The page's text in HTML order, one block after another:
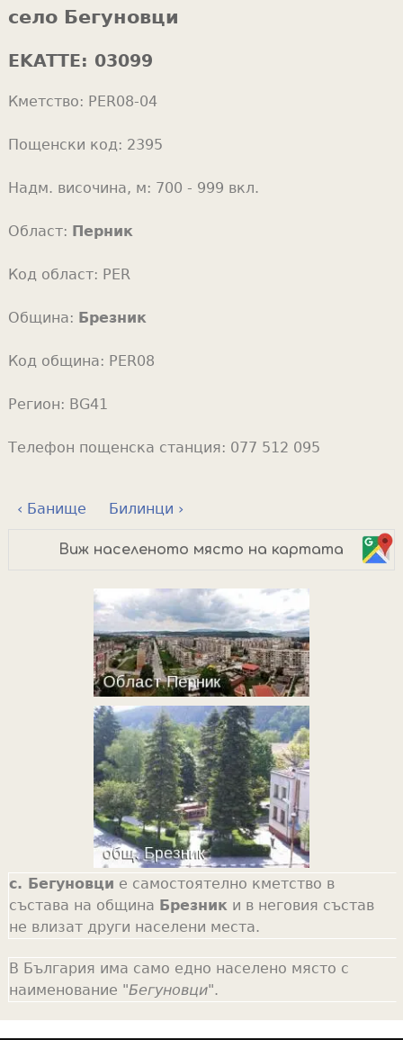
f
r
m
r
e
e
село Бегуновци
EKATTE: 03099
Кметство: PER08-04
Пощенски код: 2395
Надм. височина, м: 700 - 999 вкл.
Област: Перник
Код област: PER
Община: Брезник
Код община: PER08
Регион: BG41
Телефон пощенска станция: 077 512 095
‹ Банище Билинци ›
Виж населеното място на картата
с. Бегуновци е самостоятелно кметство в
състава на община Брезники в неговия състав
не влизат други населени места.
В България има само едно населено място с
наименование "Бегуновци".